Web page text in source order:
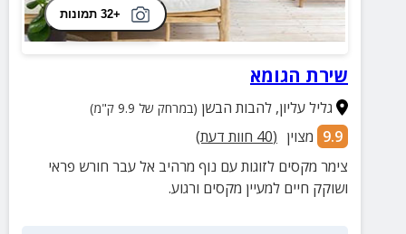
+32 תמונות
שירת הגומא
גליל עליון,להבות הבשן (במרחק של 9.9 ק"מ)
9.9 מצוין (
40 חוות דעת)
צימר מקסים לזוגות עם נוף מרהיב אל עבר חורש פראי
ושוקק חיים למעיין מקסים ורגוע.